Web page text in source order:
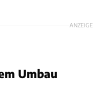
ANZEIGE
Umbau